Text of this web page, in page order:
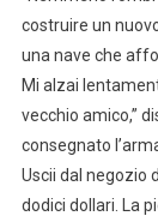
costruire un
una nave che
Mi alzai
vecchio amico,”
consegnato
Uscii dal negozio
dodici dollari. La